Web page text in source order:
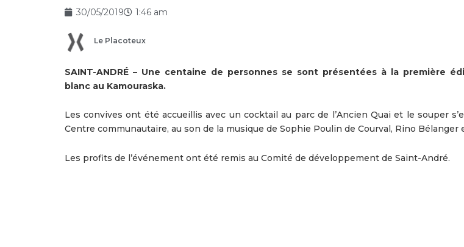
30/05/2019 1:46 am
Le Placoteux
SAINT-ANDRÉ – Une centaine de personnes se sont présentées à la première
blanc au Kamouraska.
Les convives ont été accueillis avec un cocktail au parc de l’Ancien Quai et le souper
Centre communautaire, au son de la musique de Sophie Poulin de Courval, Rino Bélanger
Les profits de l’événement ont été remis au Comité de développement de Saint-André.